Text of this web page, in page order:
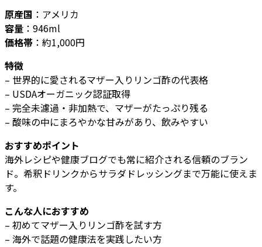
原産国 ：アメリカ
容量 ：946ml
価格帯 ：約1,000円
特徴
– 世界的に愛されるマザー入りリンゴ酢の代表格
– USDAオーガニック認証取得
– 完全未濾過・非加熱で、マザーがたっぷり残る
– 酸味の中にまろやかな甘みがあり、飲みやすい
おすすめポイント
海外レシピや健康ブログでも常に紹介される信頼のブラン
ド。希釈ドリンクからサラダドレッシングまで万能に使えま
す。
こんな人におすすめ
– 初めてマザー入りリンゴ酢を試す方
– 海外で話題の健康法を実践したい方